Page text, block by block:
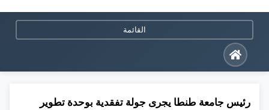
القائمة
رئيس جامعة طنطا يجرى جولة تفقدية بوحدة تطوير